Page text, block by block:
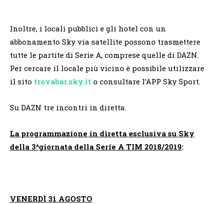
Inoltre, i locali pubblici e gli hotel con un
abbonamento Sky via satellite possono trasmettere
tutte le partite di Serie A, comprese quelle di DAZN.
Per cercare il locale più vicino è possibile utilizzare
il sito trovabar.sky.it o consultare l’APP Sky Sport.
Su DAZN tre incontri in diretta.
La programmazione in diretta esclusiva su Sky
della 3^giornata della Serie A TIM 2018/2019:
VENERDÌ 31 AGOSTO